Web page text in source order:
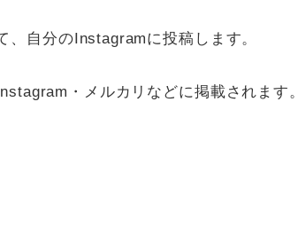
、自分のInstagramに投稿します。
・メルカリなどに掲載されます。